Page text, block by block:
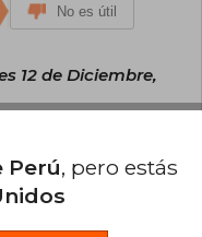
No es útil
12 de Diciembre,
bonita.
Perú, pero estás